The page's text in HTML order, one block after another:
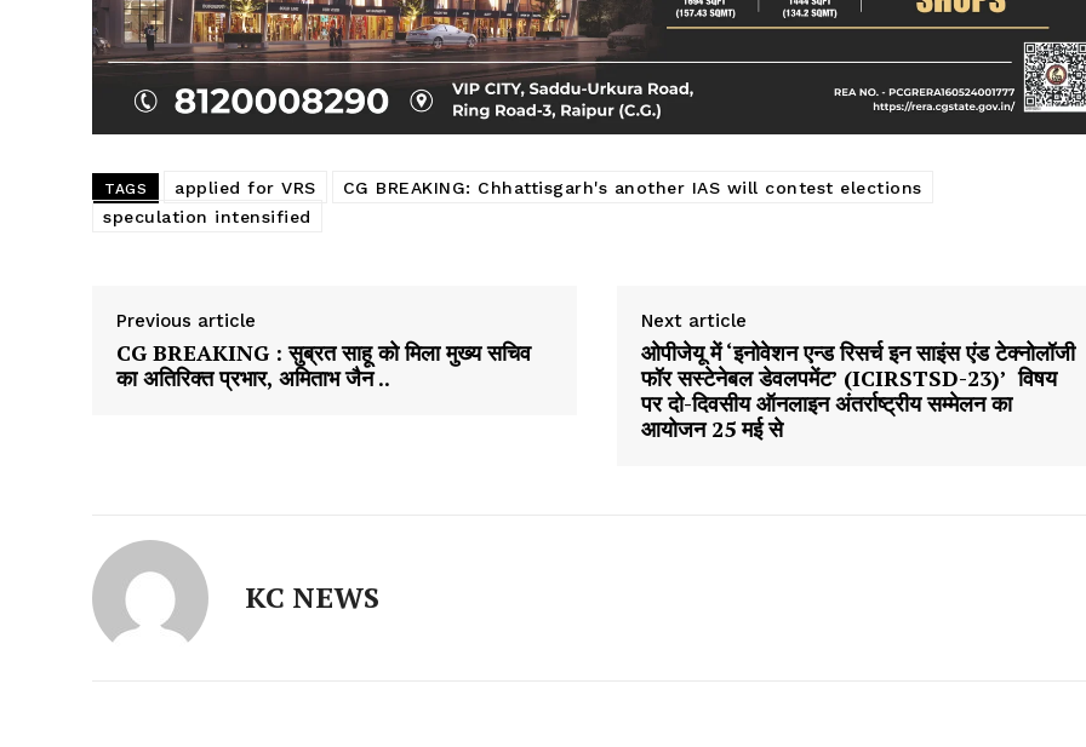
TAGS applied for VRS
CG BREAKING: Chhattisgarh's another IAS will contest elections
speculation intensified
Previous article
CG BREAKING : सुब्रत साहू को मिला मुख्य सचिव
का अतिरिक्त प्रभार, अमिताभ जैन ..
Next article
ओपीजेयू में ‘इनोवेशन एन्ड रिसर्च इन साइंस एंड टेक्नोलॉजी
फॉर सस्टेनेबल डेवलपमेंट’ (ICIRSTSD-23)’ विषय
पर दो-दिवसीय ऑनलाइन अंतर्राष्ट्रीय सम्मेलन का
आयोजन 25 मई से
KC NEWS